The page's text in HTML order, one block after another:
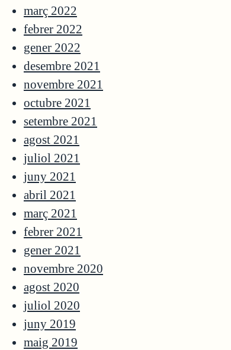
març 2022
febrer 2022
gener 2022
desembre 2021
novembre 2021
octubre 2021
setembre 2021
agost 2021
juliol 2021
juny 2021
abril 2021
març 2021
febrer 2021
gener 2021
novembre 2020
agost 2020
juliol 2020
juny 2019
maig 2019